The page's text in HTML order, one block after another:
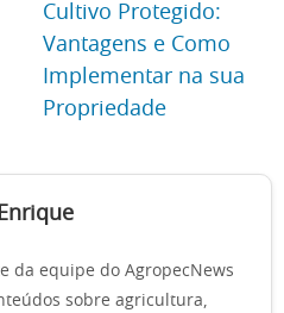
Cultivo Protegido:
Vantagens e Como
Implementar na sua
Propriedade
da equipe do AgropecNews
sobre agricultura,